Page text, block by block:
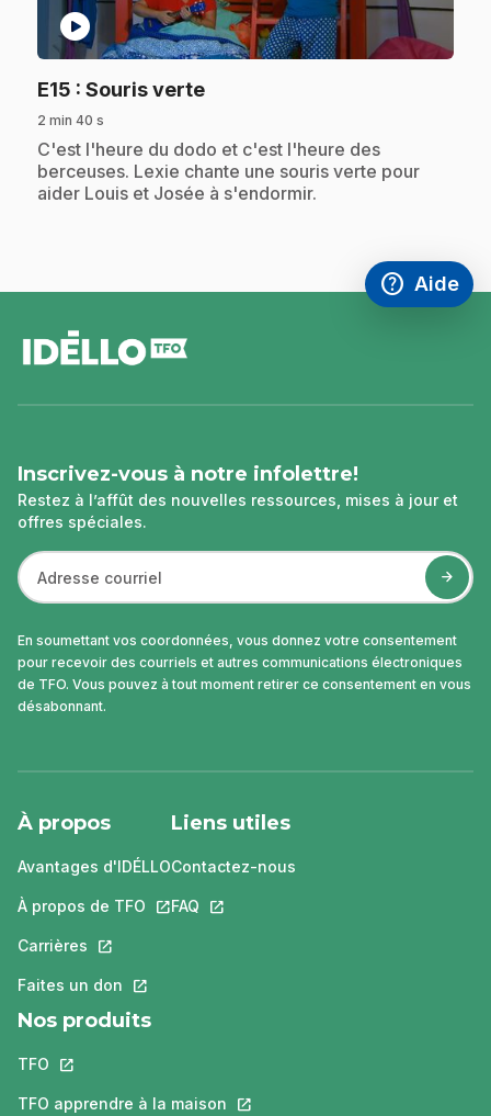
play_circle
E15 : Souris verte.
2 min 40 s
.C'est l'heure du dodo et c'est l'heure des
berceuses. Lexie chante une souris verte pour
aider Louis et Josée à s'endormir.
help
Accéder à
Aide
,Ce lien
de
page
Inscrivez-vous à notre infolettre!
Restez à l’affût des nouvelles ressources, mises à jour et
offres spéciales.
En soumettant vos coordonnées, vous donnez votre consentement
pour recevoir des courriels et autres communications électroniques
de TFO. Vous pouvez à tout moment retirer ce consentement en vous
désabonnant.
À propos
Avantages d'IDÉLLO
À propos de TFO Ce lien s'ouvrira dans un nouvel onglet.
Carrières Ce lien s'ouvrira dans un nouvel onglet.
Faites un don Ce lien s'ouvrira dans un nouvel onglet.
Liens utiles
Contactez-nous
FAQ Ce lien s'ouvrira dans un nouvel
Nos produits
TFO Ce lien s'ouvrira dans un nouvel onglet.
TFO apprendre à la maison Ce lien s'ouvrira dans un nouvel